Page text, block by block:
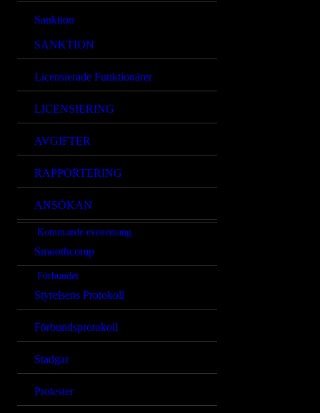
Sanktion
SANKTION
Licensierade Funktionärer
LICENSIERING
AVGIFTER
RAPPORTERING
ANSÖKAN
Kommande evenemang
Smoothcomp
Förbundet
Styrelsens Protokoll
Förbundsprotokoll
Stadgar
Protester